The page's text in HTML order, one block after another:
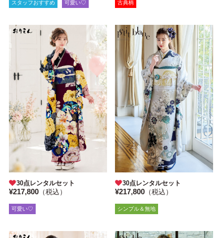
スタッフおすすめ 可愛い♡ 古典柄
30点レンタルセット
¥217,800（税込）
可愛い♡
30点レンタルセット
¥217,800 （税込）
シンプル＆無地